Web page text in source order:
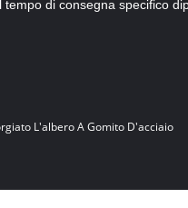
di consegna specifico
L'albero A Gomito D'acciaio